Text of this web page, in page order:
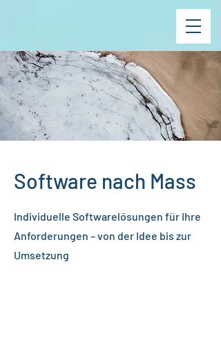
Software nach Mass
Individuelle Softwarelösungen für Ihre
Anforderungen – von der Idee bis zur
Umsetzung